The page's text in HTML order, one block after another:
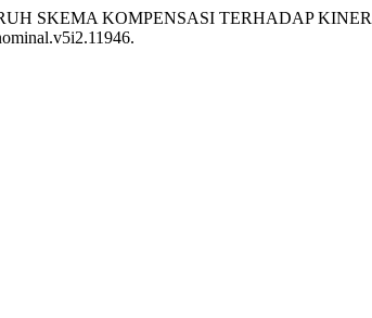
SKEMA KOMPENSASI TERHADAP